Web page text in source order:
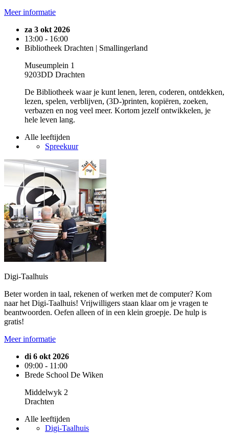
Meer informatie
za 3 okt 2026
13:00 - 16:00
Bibliotheek Drachten | Smallingerland
Museumplein 1
9203DD Drachten
De Bibliotheek waar je kunt lenen, leren, coderen, ontdekken,
lezen, spelen, verblijven, (3D-)printen, kopiëren, zoeken,
verbazen en nog veel meer. Kortom jezelf ontwikkelen, je
hele leven lang.
Alle leeftijden
Spreekuur
Digi-Taalhuis
Beter worden in taal, rekenen of werken met de computer? Kom
naar het Digi-Taalhuis! Vrijwilligers staan klaar om je vragen te
beantwoorden. Oefen alleen of in een klein groepje. De hulp is
gratis!
Meer informatie
di 6 okt 2026
09:00 - 11:00
Brede School De Wiken
Middelwyk 2
Drachten
Alle leeftijden
Digi-Taalhuis